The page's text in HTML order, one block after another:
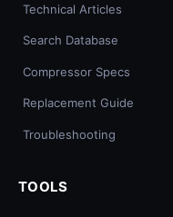
Technical Articles
Search Database
Compressor Specs
Replacement Guide
Troubleshooting
TOOLS